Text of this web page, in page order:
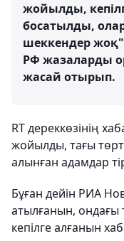
жойылды,
босатылды,
шеккендер
РФ жазаларды
жасай отырып.
RT дереккөзінің
жойылды, тағы
алынған адамдар
Бұған дейін РИА
атылғанын, ондағы
кепілге алғанын